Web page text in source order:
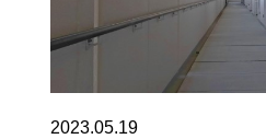
2023.05.19